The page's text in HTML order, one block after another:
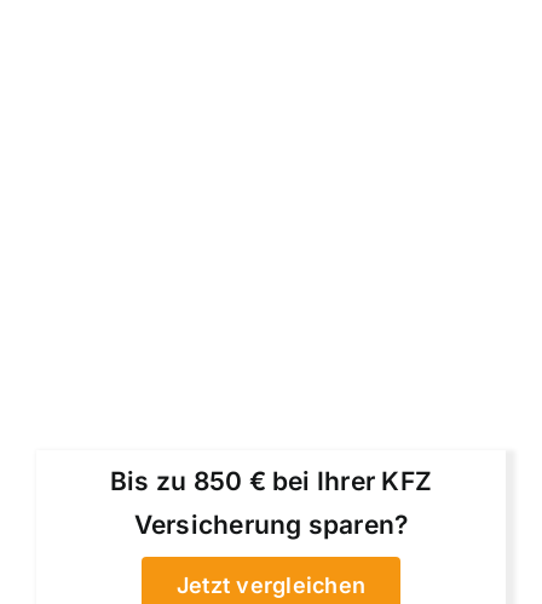
Bis zu 850 € bei Ihrer KFZ
Versicherung sparen?
Jetzt vergleichen